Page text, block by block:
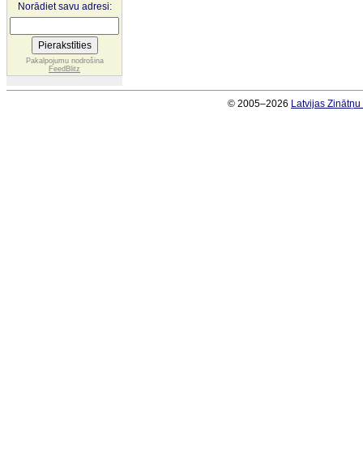
Norādiet savu adresi:
Pakalpojumu nodrošina
FeedBlitz
© 2005–2026 Latvijas